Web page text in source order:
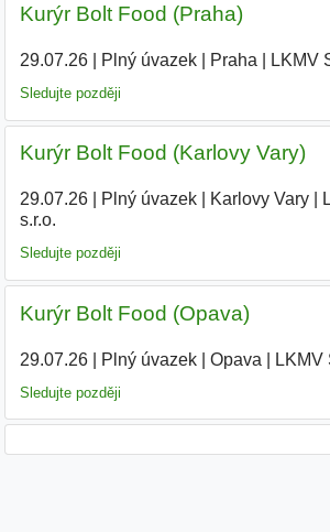
Kurýr Bolt Food (Praha)
29.07.26| Plný úvazek| Praha LKMV
Sledujte později
Kurýr Bolt Food (Karlovy Vary)
29.07.26| Plný úvazek| Karlovy Vary|
s.r.o.
Sledujte později
Kurýr Bolt Food (Opava)
29.07.26| Plný úvazek| Opava LKMV
Sledujte později